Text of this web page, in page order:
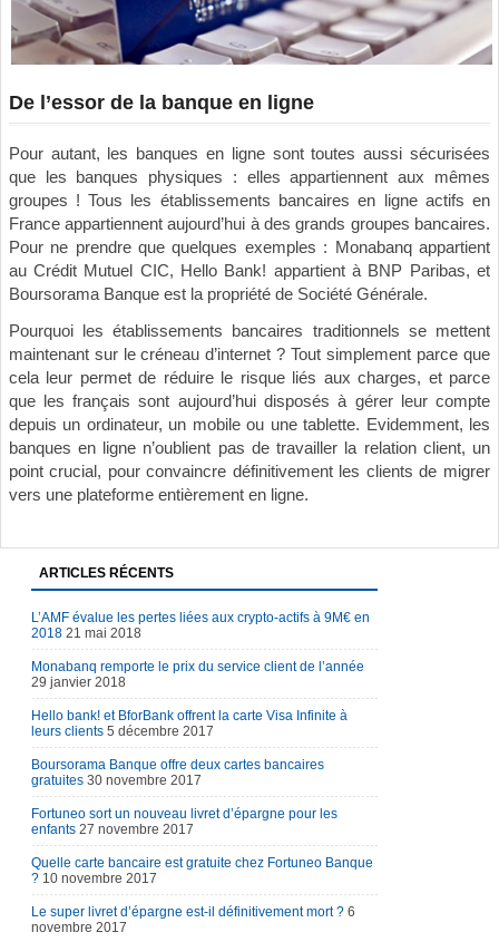
De l’essor de la banque en ligne
Pour autant, les banques en ligne sont toutes aussi sécurisées
que les banques physiques : elles appartiennent aux mêmes
groupes ! Tous les établissements bancaires en ligne actifs en
France appartiennent aujourd’hui à des grands groupes bancaires.
Pour ne prendre que quelques exemples : Monabanq appartient
au Crédit Mutuel CIC, Hello Bank! appartient à BNP Paribas, et
Boursorama Banque est la propriété de Société Générale.
Pourquoi les établissements bancaires traditionnels se mettent
maintenant sur le créneau d’internet ? Tout simplement parce que
cela leur permet de réduire le risque liés aux charges, et parce
que les français sont aujourd’hui disposés à gérer leur compte
depuis un ordinateur, un mobile ou une tablette. Evidemment, les
banques en ligne n’oublient pas de travailler la relation client, un
point crucial, pour convaincre définitivement les clients de migrer
vers une plateforme entièrement en ligne.
ARTICLES RÉCENTS
L’AMF évalue les pertes liées aux crypto-actifs à 9M€ en
2018 21 mai 2018
Monabanq remporte le prix du service client de l’année
29 janvier 2018
Hello bank! et BforBank offrent la carte Visa Infinite à
leurs clients 5 décembre 2017
Boursorama Banque offre deux cartes bancaires
gratuites 30 novembre 2017
Fortuneo sort un nouveau livret d’épargne pour les
enfants 27 novembre 2017
Quelle carte bancaire est gratuite chez Fortuneo Banque
? 10 novembre 2017
Le super livret d’épargne est-il définitivement mort ? 6
novembre 2017